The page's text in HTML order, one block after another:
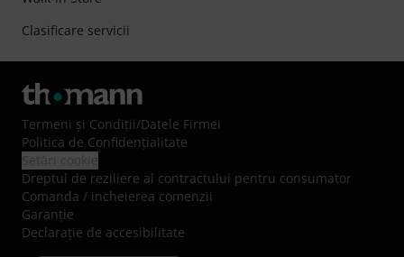
Clasificare servicii
Termeni şi Condiţii/Datele Firmei
Politica de Confidenţialitate
Dreptul de reziliere al contractului pentru consumator
Comanda / incheierea comenzii
Garanție
Declarație de accesibilitate